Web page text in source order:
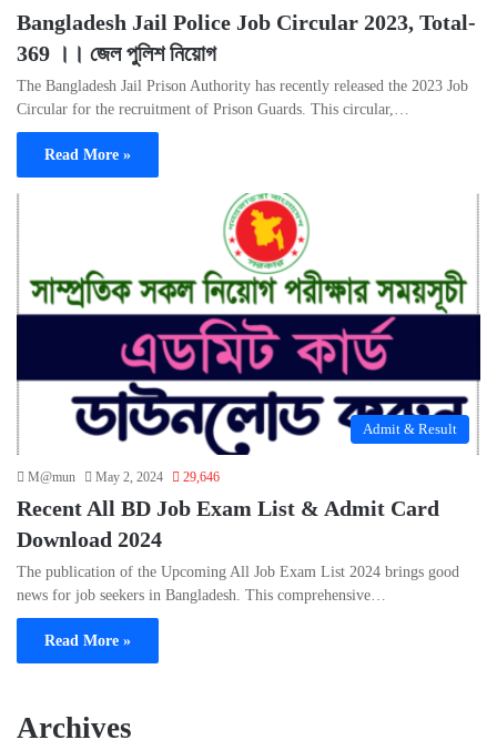
Bangladesh Jail Police Job Circular 2023, Total-
369 ।। জেল পুলিশ নিয়োগ
The Bangladesh Jail Prison Authority has recently released the 2023 Job
Circular for the recruitment of Prison Guards. This circular,…
Read More »
Admit & Result
M@mun May 2, 2024 29,646
Recent All BD Job Exam List & Admit Card
Download 2024
The publication of the Upcoming All Job Exam List 2024 brings good
news for job seekers in Bangladesh. This comprehensive…
Read More »
Archives